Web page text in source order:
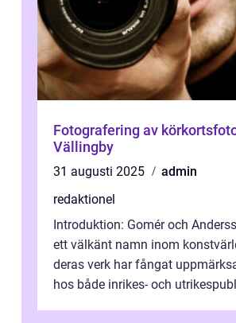
Fotografering av
Vällingby
31 augusti 2025
admin
redaktionel
Introduktion: Gomér och
ett välkänt namn inom
deras verk har fångat
hos både inrikes- och